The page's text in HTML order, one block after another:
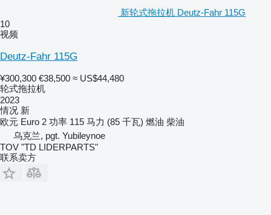
新轮式拖拉机 Deutz-Fahr 115G
10
视频
Deutz-Fahr 115G
¥300,300 €38,500 ≈ US$44,480
轮式拖拉机
2023
情况 新
欧元 Euro 2 功率 115 马力 (85 千瓦) 燃油 柴油
乌克兰, pgt. Yubileynoe
TOV "TD LIDERPARTS"
联系卖方